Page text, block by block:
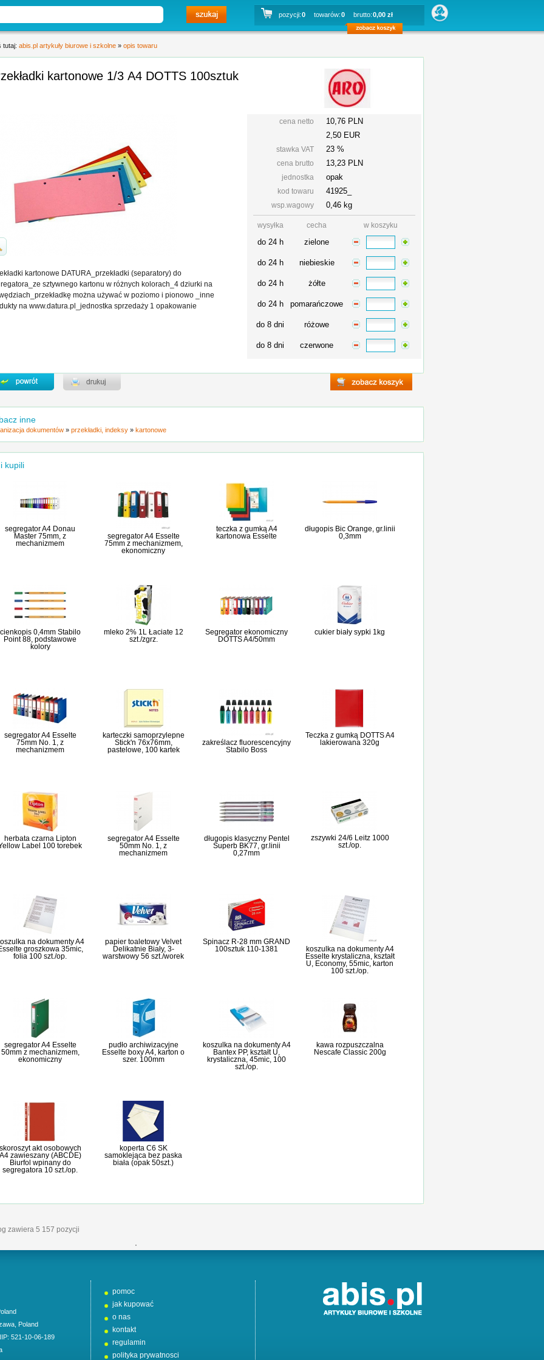
pozycji:0 towarów:0 brutto:0,00 zł
tutaj: abis.pl artykuły biurowe i szkolne » opis towaru
kartonowe 1/3 A4 DOTTS 100sztuk
cena netto
10,76 PLN
2,50 EUR
stawka VAT 23 %
cena brutto 13,23 PLN
jednostka opak
kod towaru 41925_
wsp.wagowy 0,46 kg
wysyłka cecha w koszyku
do 24 h zielone
do 24 h niebieskie
do 24 h żółte
do 24 h pomarańczowe
do 8 dni różowe
do 8 dni czerwone
kartonowe DATURA_przekładki (separatory) do
sztywnego kartonu w różnych kolorach_4 dziurki na
można używać w poziomo i pionowo _inne
na www.datura.pl_jednostka sprzedaży 1 opakowanie
inne
dokumentów » przekładki, indeksy » kartonowe
kupili
segregator A4 Donau
Master 75mm, z
mechanizmem
segregator A4 Esselte
75mm z mechanizmem,
ekonomiczny
teczka z gumką A4
kartonowa Esselte
długopis Bic Orange, gr.linii
0,3mm
cienkopis 0,4mm Stabilo
Point 88, podstawowe
kolory
mleko 2% 1L Łaciate 12
szt./zgrz.
Segregator ekonomiczny
DOTTS A4/50mm
cukier biały sypki 1kg
segregator A4 Esselte
75mm No. 1, z
mechanizmem
karteczki samoprzylepne
Stick'n 76x76mm,
pastelowe, 100 kartek
zakreślacz fluorescencyjny
Stabilo Boss
Teczka z gumką DOTTS A4
lakierowana 320g
herbata czarna Lipton
Label 100 torebek
segregator A4 Esselte
50mm No. 1, z
mechanizmem
długopis klasyczny Pentel
Superb BK77, gr.linii
0,27mm
zszywki 24/6 Leitz 1000
szt./op.
na dokumenty A4
groszkowa 35mic,
folia 100 szt./op.
papier toaletowy Velvet
Delikatnie Biały, 3-
warstwowy 56 szt./worek
Spinacz R-28 mm GRAND
100sztuk 110-1381
koszulka na dokumenty A4
Esselte krystaliczna, kształt
U, Economy, 55mic, karton
100 szt./op.
segregator A4 Esselte
50mm z mechanizmem,
ekonomiczny
pudło archiwizacyjne
Esselte boxy A4, karton o
szer. 100mm
koszulka na dokumenty A4
Bantex PP, kształt U,
krystaliczna, 45mic, 100
szt./op.
kawa rozpuszczalna
Nescafe Classic 200g
akt osobowych
zawieszany (ABCDE)
Biurfol wpinany do
segregatora 10 szt./op.
koperta C6 SK
samoklejąca bez paska
biała (opak 50szt.)
zawiera 5 157 pozycji
'
Poland
521-10-06-189
pomoc
jak kupować
o nas
kontakt
regulamin
polityka prywatnosci